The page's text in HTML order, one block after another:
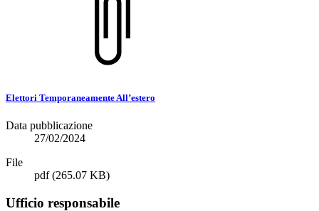
Elettori Temporaneamente All’estero
Data pubblicazione
27/02/2024
File
pdf(265.07 KB)
Ufficio responsabile